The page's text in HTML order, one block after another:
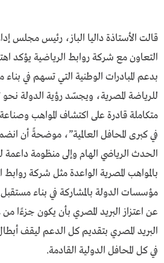
قالت الأستاذة داليا الباز، رئيس مجلس
التعاون مع شركة روابط الرياضية يؤكد
بدعم المبادرات الوطنية التي تسهم في بناء
للرياضة المصرية، ويجسّد رؤية الدولة
متكاملة قادرة على اكتشاف المواهب
في كبرى المحافل العالمية”، موضحةً أن
الحدث الرياضي الهام وإلى منظومة داعمة
بالمواهب المصرية الواعدة مثل شركة روابط
مؤسسات الدولة بالمشاركة في بناء مستقبل
عن اعتزاز البريد المصري بأن يكون جزءًا من
البريد المصري بتقديم كل الدعم ليقف
في كل المحافل الدولية القادمة.